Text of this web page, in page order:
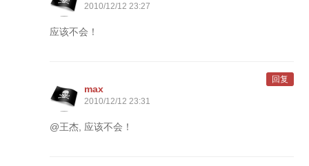
2010/12/12 23:27
应该不会！
max
2010/12/12 23:31
@王杰, 应该不会！
回复